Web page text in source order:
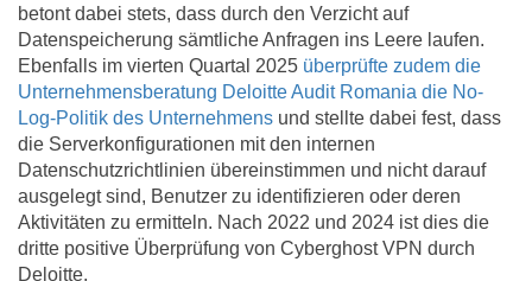
betont dabei stets, dass durch den Verzicht auf
Datenspeicherung sämtliche Anfragen ins Leere laufen.
Ebenfalls im vierten Quartal 2025 überprüfte zudem die
Unternehmensberatung Deloitte Audit Romania die No-
Log-Politik des Unternehmens und stellte dabei fest, dass
die Serverkonfigurationen mit den internen
Datenschutzrichtlinien übereinstimmen und nicht darauf
ausgelegt sind, Benutzer zu identifizieren oder deren
Aktivitäten zu ermitteln. Nach 2022 und 2024 ist dies die
dritte positive Überprüfung von Cyberghost VPN durch
Deloitte.